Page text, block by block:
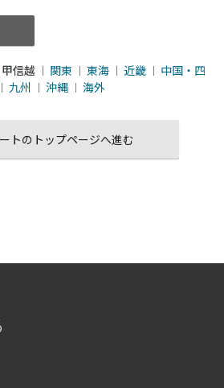
信越 ｜ 関東 ｜ 東海 ｜ 近畿 ｜ 中国・四
｜ 九州 ｜ 沖縄 ｜ 海外
トのトップページへ進む